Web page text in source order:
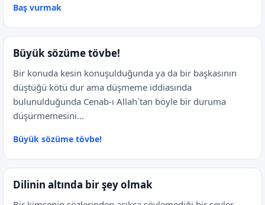
Baş vurmak
Büyük sözüme tövbe!
Bir konuda kesin konuşulduğunda ya da bir başkasının
düştüğü kötü dur ama düşmeme iddiasında
bulunulduğunda Cenab-ı Allah`tan böyle bir duruma
düşürmemesini...
Büyük sözüme tövbe!
Dilinin altında bir şey olmak